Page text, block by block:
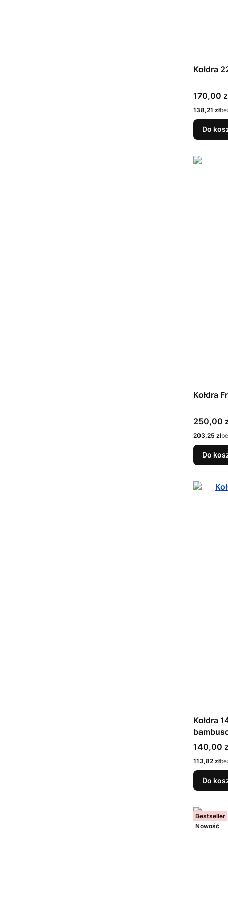
Kołdra
Cena
170,00
Cena
138,21 zł
Do
Kołdra
Cena
250,00
Cena
203,25 zł
Do
Kołdra
Cena
140,00
Cena
113,82 zł
Do
Bestseller
Nowość